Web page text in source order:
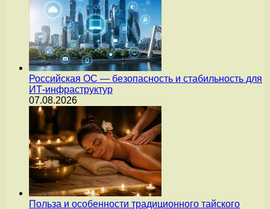
Российская ОС — безопасность и стабильность для
ИТ-инфраструктур
07.08.2026
Польза и особенности традиционного тайского